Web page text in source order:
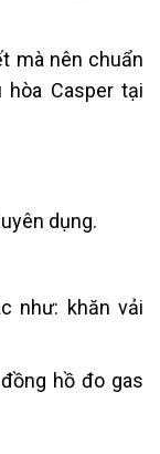
mà nên chuẩn
Casper tại
dụng.
như: khăn vải
hồ đo gas